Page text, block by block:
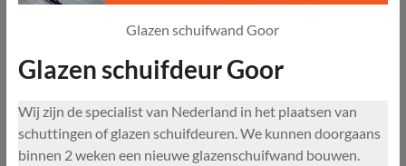
Glazen schuifwand Goor
Glazen schuifdeur Goor
Wij zijn de specialist van Nederland in het plaatsen van
schuttingen of glazen schuifdeuren. We kunnen doorgaans
binnen 2 weken een nieuwe glazenschuifwand bouwen.